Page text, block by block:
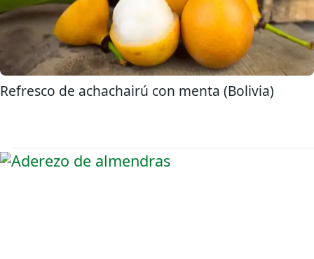
Refresco de achachairú con menta (Bolivia)